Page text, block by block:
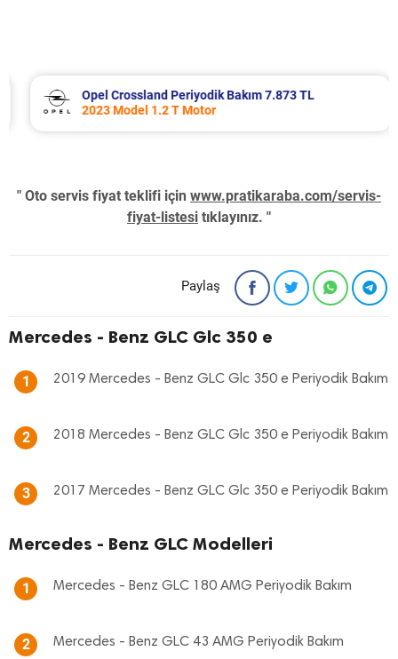
Opel Crossland Periyodik Bakım 7.873 TL
2023 Model 1.2 T Motor
" Oto servis fiyat teklifi için www.pratikaraba.com/servis-
fiyat-listesi tıklayınız. "
Paylaş
Mercedes - Benz GLC Glc 350 e
1 2019 Mercedes - Benz GLC Glc 350 e Periyodik Bakım
2 2018 Mercedes - Benz GLC Glc 350 e Periyodik Bakım
3 2017 Mercedes - Benz GLC Glc 350 e Periyodik Bakım
Mercedes - Benz GLC Modelleri
1 Mercedes - Benz GLC 180 AMG Periyodik Bakım
2 Mercedes - Benz GLC 43 AMG Periyodik Bakım